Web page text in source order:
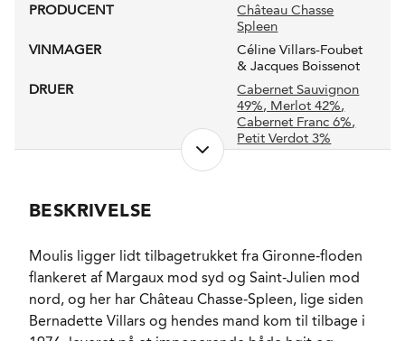
PRODUCENT
Château Chasse
Spleen
VINMAGER
Céline Villars-Foubet
& Jacques Boissenot
DRUER
Cabernet Sauvignon
49%, Merlot 42%,
Cabernet Franc 6%,
Petit Verdot 3%
PRODUKTIONSFORM
RESTSUKKER
1,5 g/l
FADLAGRET
Ja
LAGRING
18 måneder på fad.
FORVENTET HOLDBARHED
12-15 år fra høståret.
BESKRIVELSE
Moulis ligger lidt tilbagetrukket fra Gironne-floden
flankeret af Margaux mod syd og Saint-Julien mod
nord, og her har Château Chasse-Spleen, lige siden
Bernadette Villars og hendes mand kom til tilbage i